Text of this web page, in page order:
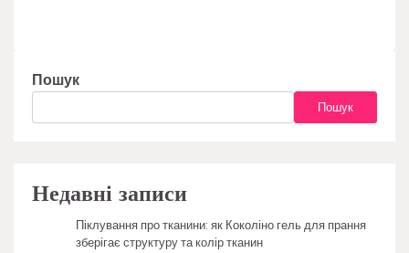
Пошук
Пошук
Недавні записи
Піклування про тканини: як Коколіно гель для прання
зберігає структуру та колір тканин